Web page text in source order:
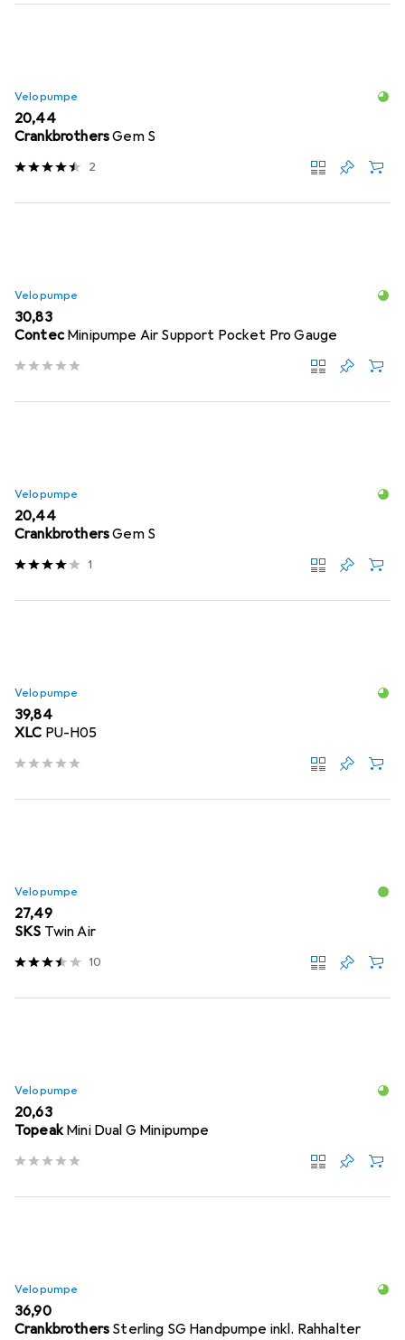
Velopumpe
EUR
20,44
CrankbrothersGem S
2
Velopumpe
EUR
30,83
Contec Minipumpe Air Support Pocket Pro Gauge
Velopumpe
EUR
20,44
CrankbrothersGem S
1
Velopumpe
EUR
39,84
XLC PU-H05
Velopumpe
EUR
27,49
SKS Twin Air
10
Velopumpe
EUR
20,63
Topeak Mini Dual G Minipumpe
Velopumpe
EUR
36,90
Crankbrothers Sterling SG Handpumpe inkl. Rahhalter